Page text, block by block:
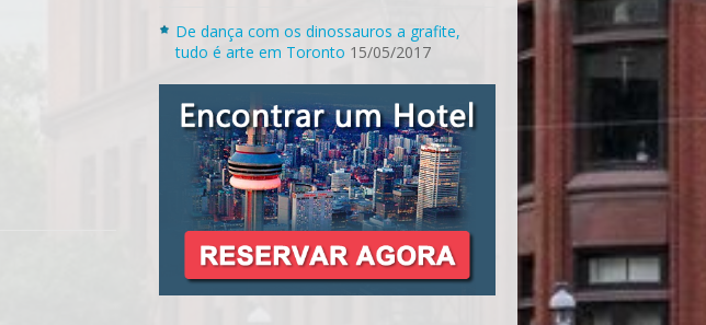
De dança com os dinossauros a grafite,
tudo é arte em Toronto 15/05/2017